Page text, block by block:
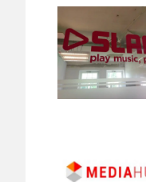
zendamateurs